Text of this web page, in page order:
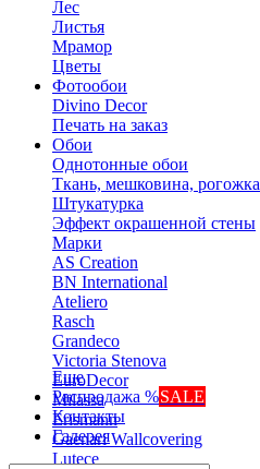
Лес
Листья
Мрамор
Цветы
Фотообои
Divino Decor
Печать на заказ
Обои
Однотонные обои
Ткань, мешковина, рогожка
Штукатурка
Эффект окрашенной стены
Марки
AS Creation
BN International
Ateliero
Rasch
Grandeco
Victoria Stenova
EuroDecor
Milassa
Erismann
Gaenari Wallcovering
Lutece
Еще
Распродажа %SALE
Контакты
Галерея